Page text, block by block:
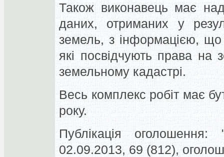
Також виконавець має
даних, отриманих у
земель, з інформацією, що
які посвідчують права на
земельному кадастрі.
Весь комплекс робіт має
року.
Публікація оголошення:
02.09.2013, 69 (812),